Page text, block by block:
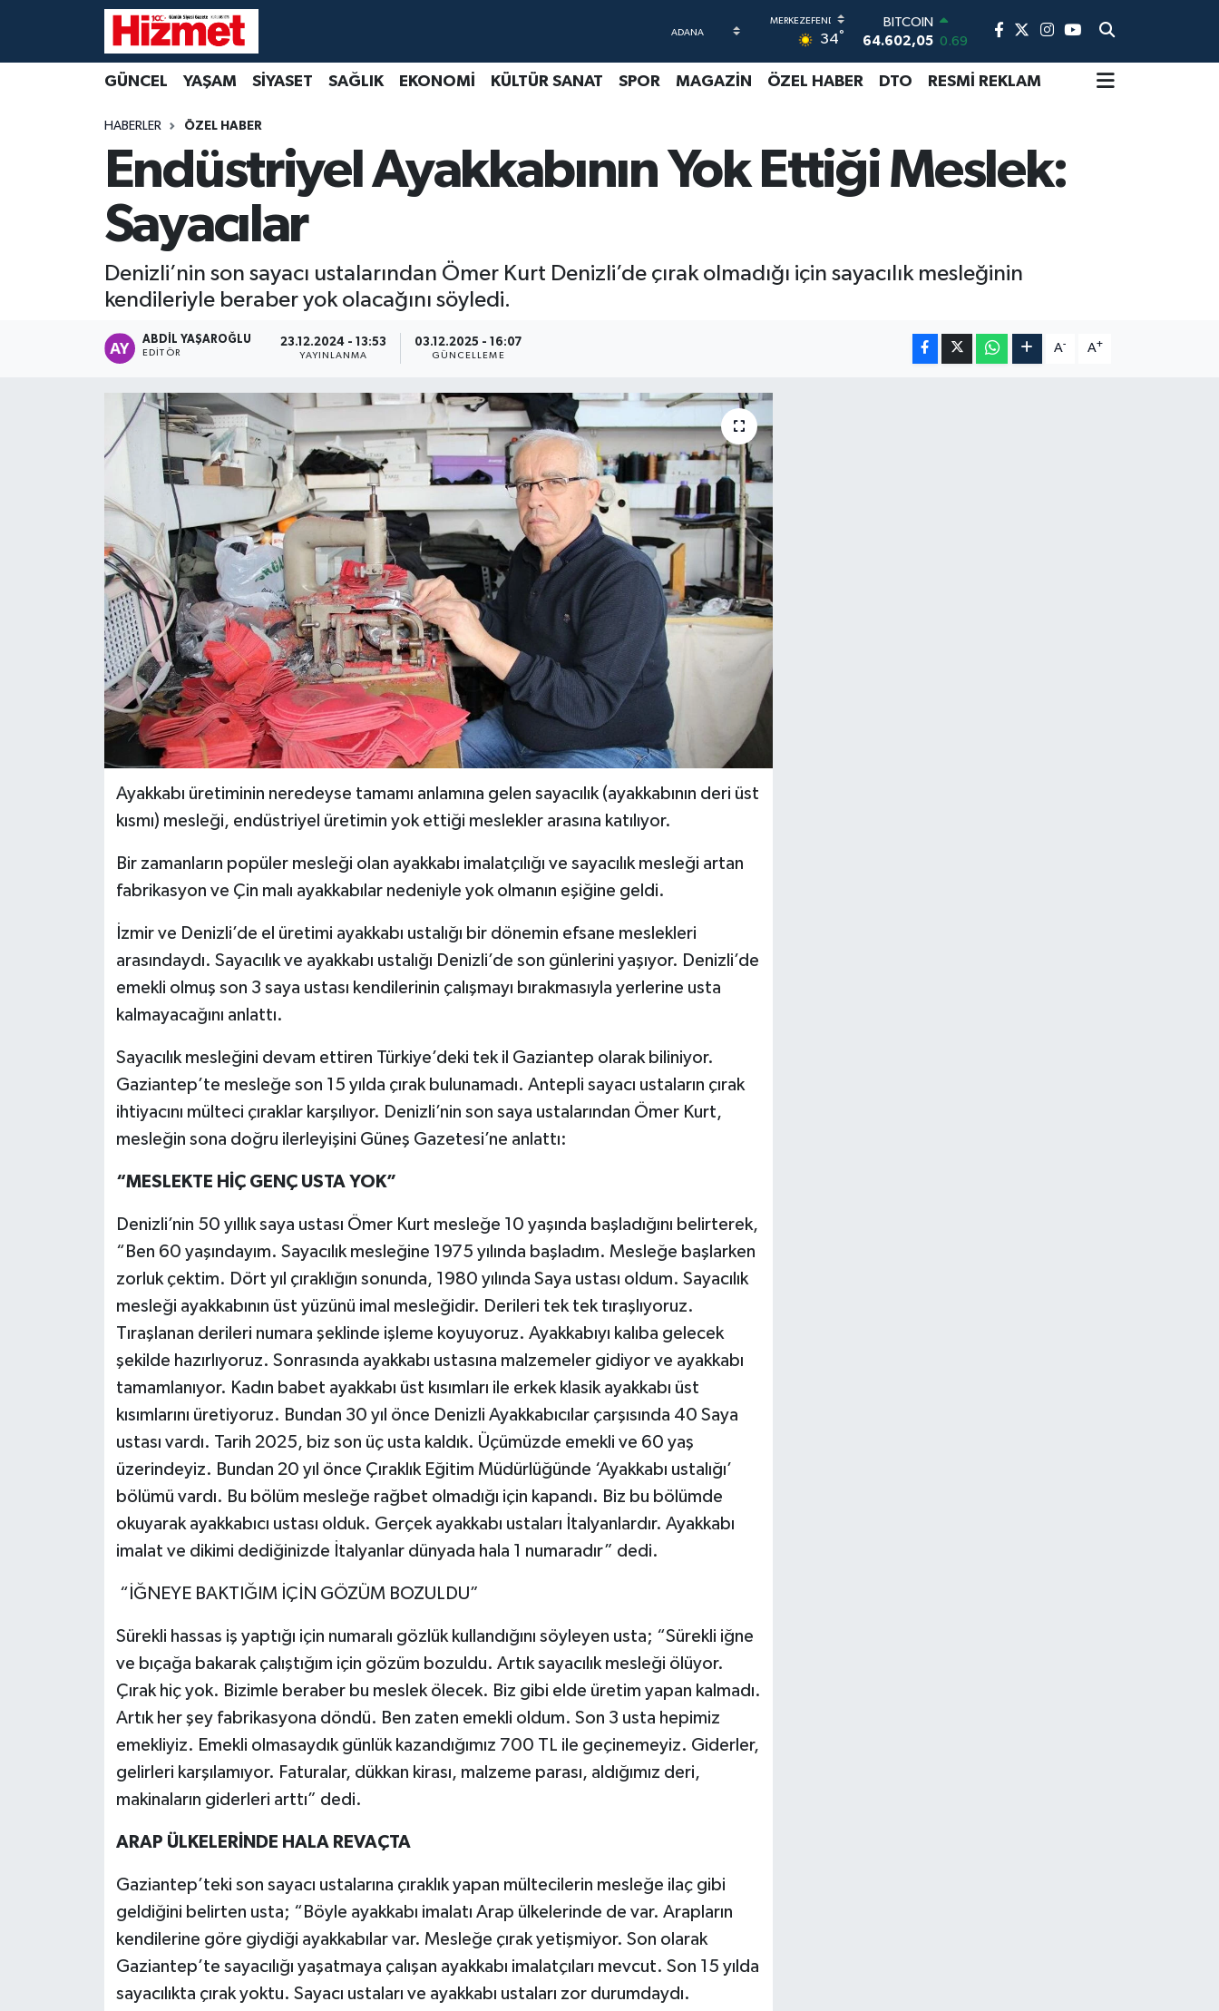
34°
64.602,05 0.69
DOLAR
47,5986 0.06
EURO
GRAM ALTIN
6518.23
0.39
GÜNCEL YAŞAM SİYASET SAĞLIK EKONOMİ KÜLTÜR SANAT SPOR MAGAZİN ÖZEL HABER DTO RESMİ REKLAM
HABERLER ÖZEL HABER
Endüstriyel Ayakkabının Yok Ettiği Meslek:
Sayacılar
Denizli’nin son sayacı ustalarından Ömer Kurt Denizli’de çırak olmadığı için sayacılık mesleğinin
kendileriyle beraber yok olacağını söyledi.
ABDIL YAŞAROĞLU
EDITÖR
23.12.2024 - 13:53
YAYINLANMA
03.12.2025 - 16:07
GÜNCELLEME
A- A+
Ayakkabı üretiminin neredeyse tamamı anlamına gelen sayacılık (ayakkabının deri üst
kısmı) mesleği, endüstriyel üretimin yok ettiği meslekler arasına katılıyor.
Bir zamanların popüler mesleği olan ayakkabı imalatçılığı ve sayacılık mesleği artan
fabrikasyon ve Çin malı ayakkabılar nedeniyle yok olmanın eşiğine geldi.
İzmir ve Denizli’de el üretimi ayakkabı ustalığı bir dönemin efsane meslekleri
arasındaydı. Sayacılık ve ayakkabı ustalığı Denizli’de son günlerini yaşıyor. Denizli’de
emekli olmuş son 3 saya ustası kendilerinin çalışmayı bırakmasıyla yerlerine usta
kalmayacağını anlattı.
Sayacılık mesleğini devam ettiren Türkiye’deki tek il Gaziantep olarak biliniyor.
Gaziantep’te mesleğe son 15 yılda çırak bulunamadı. Antepli sayacı ustaların çırak
ihtiyacını mülteci çıraklar karşılıyor. Denizli’nin son saya ustalarından Ömer Kurt,
mesleğin sona doğru ilerleyişini Güneş Gazetesi’ne anlattı:
“MESLEKTE HİÇ GENÇ USTA YOK”
Denizli’nin 50 yıllık saya ustası Ömer Kurt mesleğe 10 yaşında başladığını belirterek,
“Ben 60 yaşındayım. Sayacılık mesleğine 1975 yılında başladım. Mesleğe başlarken
zorluk çektim. Dört yıl çıraklığın sonunda, 1980 yılında Saya ustası oldum. Sayacılık
mesleği ayakkabının üst yüzünü imal mesleğidir. Derileri tek tek tıraşlıyoruz.
Tıraşlanan derileri numara şeklinde işleme koyuyoruz. Ayakkabıyı kalıba gelecek
şekilde hazırlıyoruz. Sonrasında ayakkabı ustasına malzemeler gidiyor ve ayakkabı
tamamlanıyor. Kadın babet ayakkabı üst kısımları ile erkek klasik ayakkabı üst
kısımlarını üretiyoruz. Bundan 30 yıl önce Denizli Ayakkabıcılar çarşısında 40 Saya
ustası vardı. Tarih 2025, biz son üç usta kaldık. Üçümüzde emekli ve 60 yaş
üzerindeyiz. Bundan 20 yıl önce Çıraklık Eğitim Müdürlüğünde ‘Ayakkabı ustalığı’
bölümü vardı. Bu bölüm mesleğe rağbet olmadığı için kapandı. Biz bu bölümde
okuyarak ayakkabıcı ustası olduk. Gerçek ayakkabı ustaları İtalyanlardır. Ayakkabı
imalat ve dikimi dediğinizde İtalyanlar dünyada hala 1 numaradır” dedi.
“İĞNEYE BAKTIĞIM İÇİN GÖZÜM BOZULDU”
Sürekli hassas iş yaptığı için numaralı gözlük kullandığını söyleyen usta; “Sürekli iğne
ve bıçağa bakarak çalıştığım için gözüm bozuldu. Artık sayacılık mesleği ölüyor.
Çırak hiç yok. Bizimle beraber bu meslek ölecek. Biz gibi elde üretim yapan kalmadı.
Artık her şey fabrikasyona döndü. Ben zaten emekli oldum. Son 3 usta hepimiz
emekliyiz. Emekli olmasaydık günlük kazandığımız 700 TL ile geçinemeyiz. Giderler,
gelirleri karşılamıyor. Faturalar, dükkan kirası, malzeme parası, aldığımız deri,
makinaların giderleri arttı” dedi.
ARAP ÜLKELERİNDE HALA REVAÇTA
Gaziantep’teki son sayacı ustalarına çıraklık yapan mültecilerin mesleğe ilaç gibi
geldiğini belirten usta; “Böyle ayakkabı imalatı Arap ülkelerinde de var. Arapların
kendilerine göre giydiği ayakkabılar var. Mesleğe çırak yetişmiyor. Son olarak
Gaziantep’te sayacılığı yaşatmaya çalışan ayakkabı imalatçıları mevcut. Son 15 yılda
sayacılıkta çırak yoktu. Sayacı ustaları ve ayakkabı ustaları zor durumdaydı.
KÜLTÜR SANAT
MAGAZİN
ÖZEL HABER
RESMİ REKLAM
Denizli Nöbetçi Eczaneler
Denizli Trafik Yoğunluk Haritası
Süper Lig Puan Durumu ve Fikstür
Son Dakika Haberleri
Haber Arşivi